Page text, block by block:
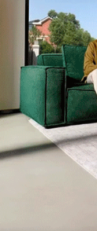
Войдитеили
оставить